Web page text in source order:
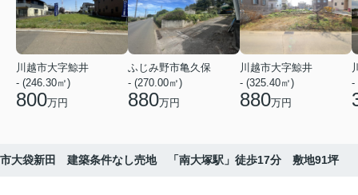
川越市大字鯨井
- (246.30㎡)
800万円
ふじみ野市亀久保
- (270.00㎡)
880万円
川越市大字鯨井
- (325.40㎡)
880万円
-
大袋新田 建築条件なし売地 「南大塚駅」徒歩17分 敷地91坪